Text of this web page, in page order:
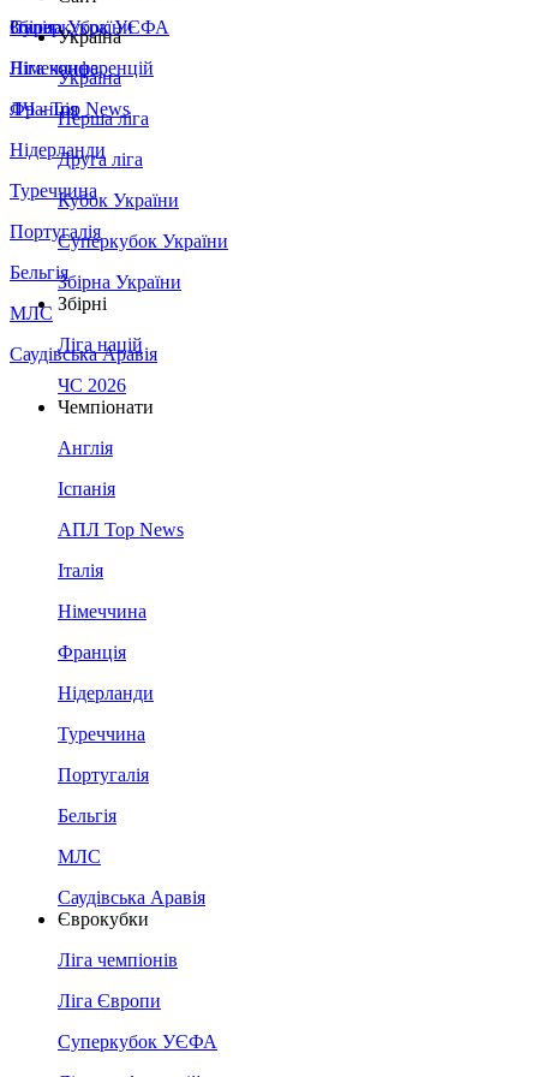
Збірна України
Італія
Німеччина
Франція
Нідерланди
Туреччина
Португалія
Бельгія
МЛС
Саудівська Аравія
Суперкубок УЄФА
Ліга конференцій
ЛЧ - Top News
Україна
Україна
Перша ліга
Друга ліга
Кубок України
Суперкубок України
Збірна України
Збірні
Ліга націй
ЧС 2026
Чемпіонати
Англія
Іспанія
АПЛ Top News
Італія
Німеччина
Франція
Нідерланди
Туреччина
Португалія
Бельгія
МЛС
Саудівська Аравія
Єврокубки
Ліга чемпіонів
Ліга Європи
Суперкубок УЄФА